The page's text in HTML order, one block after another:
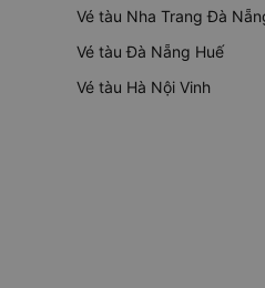
Vé tàu Nha Trang Đà
Vé tàu Đà Nẵng Huế
Vé tàu Hà Nội Vinh